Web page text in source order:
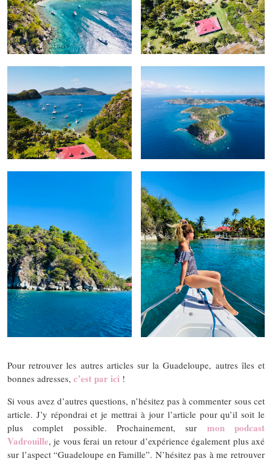
Pour retrouver les autres articles sur la Guadeloupe, autres îles et
bonnes adresses, c’est par ici !
Si vous avez d’autres questions, n’hésitez pas à commenter sous cet
article. J’y répondrai et je mettrai à jour l’article pour qu’il soit le
plus complet possible. Prochainement, sur mon podcast
Vadrouille, je vous ferai un retour d’expérience également plus axé
sur l’aspect “Guadeloupe en Famille”. N’hésitez pas à me retrouver